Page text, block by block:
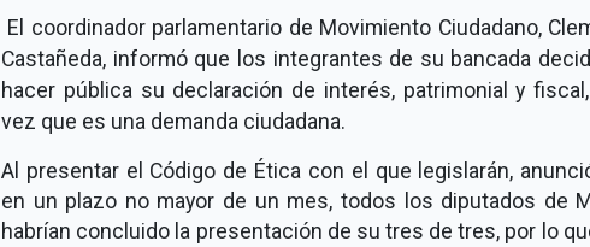
El coordinador parlamentario de Movimiento Ciudadano,
Castañeda, informó que los integrantes de su bancada
hacer pública su declaración de interés, patrimonial y
vez que es una demanda ciudadana.
Al presentar el Código de Ética con el que legislarán,
en un plazo no mayor de un mes, todos los diputados de
habrían concluido la presentación de su tres de tres, por lo